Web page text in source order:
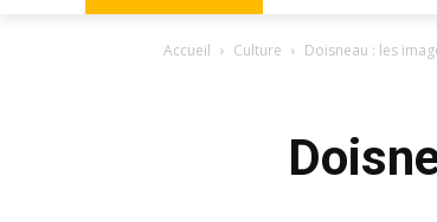
Accueil Culture Doisneau : les